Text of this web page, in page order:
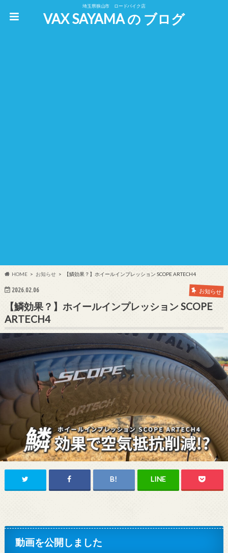
埼玉県狭山市 ロードバイク店
VAX SAYAMA の ブログ
HOME お知らせ 【鱗効果？】ホイールインプレッション SCOPE ARTECH4
2026.02.06 お知らせ
【鱗効果？】ホイールインプレッション SCOPE
ARTECH4
動画を公開しました